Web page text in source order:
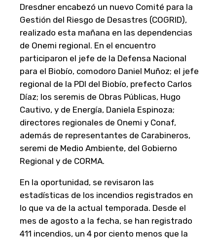
Dresdner encabezó un nuevo Comité para la
Gestión del Riesgo de Desastres (COGRID),
realizado esta mañana en las dependencias
de Onemi regional. En el encuentro
participaron el jefe de la Defensa Nacional
para el Biobío, comodoro Daniel Muñoz; el jefe
regional de la PDI del Biobío, prefecto Carlos
Díaz; los seremis de Obras Públicas, Hugo
Cautivo, y de Energía, Daniela Espinoza;
directores regionales de Onemi y Conaf,
además de representantes de Carabineros,
seremi de Medio Ambiente, del Gobierno
Regional y de CORMA.
En la oportunidad, se revisaron las
estadísticas de los incendios registrados en
lo que va de la actual temporada. Desde el
mes de agosto a la fecha, se han registrado
411 incendios, un 4 por ciento menos que la